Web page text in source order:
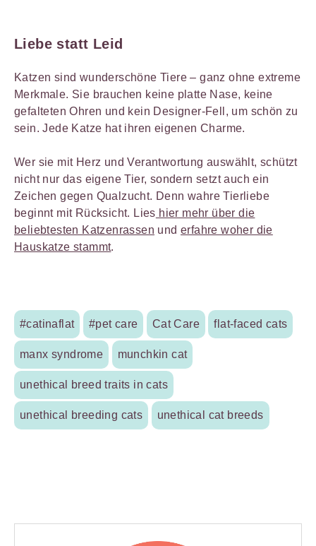
Liebe statt Leid
Katzen sind wunderschöne Tiere – ganz ohne extreme
Merkmale. Sie brauchen keine platte Nase, keine
gefalteten Ohren und kein Designer-Fell, um schön zu
sein. Jede Katze hat ihren eigenen Charme.
Wer sie mit Herz und Verantwortung auswählt, schützt
nicht nur das eigene Tier, sondern setzt auch ein
Zeichen gegen Qualzucht. Denn wahre Tierliebe
beginnt mit Rücksicht. Lies hier mehr über die
beliebtesten Katzenrassen und erfahre woher die
Hauskatze stammt.
#catinaflat #pet care Cat Care flat-faced cats
manx syndrome munchkin cat
unethical breed traits in cats
unethical breeding cats unethical cat breeds